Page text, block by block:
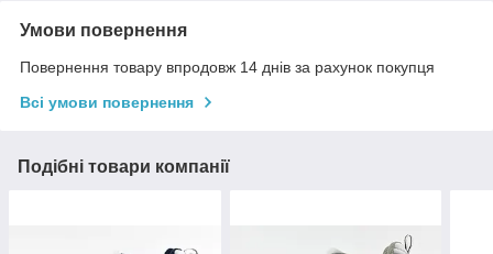
Умови повернення
Повернення товару впродовж 14 днів за рахунок покупця
Всі умови повернення
Подібні товари компанії